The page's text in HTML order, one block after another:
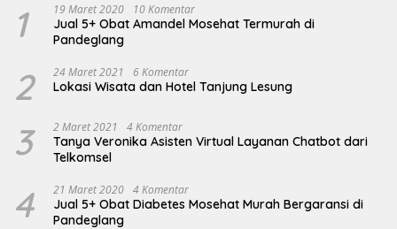
1 19 Maret 2020 10 Komentar
Jual 5+ Obat Amandel Mosehat Termurah di
Pandeglang
2 24 Maret 2021 6 Komentar
Lokasi Wisata dan Hotel Tanjung Lesung
3 2 Maret 2021 4 Komentar
Tanya Veronika Asisten Virtual Layanan Chatbot dari
Telkomsel
4 21 Maret 2020 4 Komentar
Jual 5+ Obat Diabetes Mosehat Murah Bergaransi di
Pandeglang